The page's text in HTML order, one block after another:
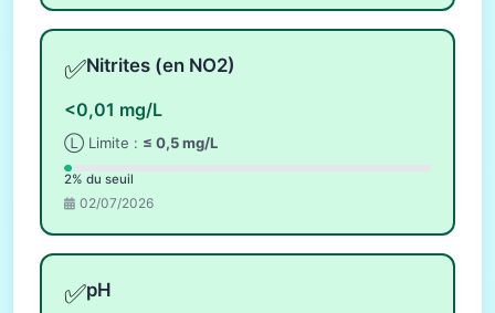
✅Nitrites (en NO2)
<0,01 mg/L
Ⓛ Limite : ≤ 0,5 mg/L
2% du seuil
02/07/2026
✅pH